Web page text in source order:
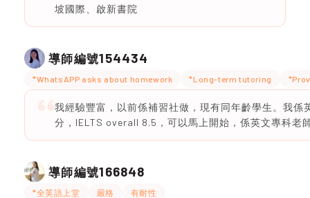
坡國際、啟新書院
導師編號154434
*WhatsAPP asks about homework *Long-term tutoring
我經驗豐富，以前係補習社做，現有同年齡學生。我係
分，IELTS overall 8.5，可以馬上開始，係英文專科老
導師編號166848
*全英語上堂 嚴格 有耐性